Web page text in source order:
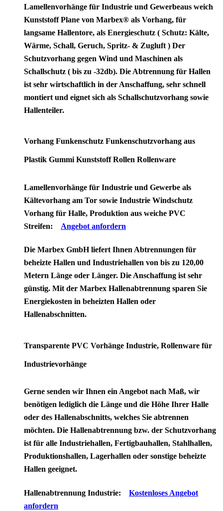
Lamellenvorhänge für Industrie und Gewerbeaus weich
Kunststoff Plane von Marbex® als Vorhang, für
langsame Hallentore, als Energieschutz ( Schutz: Kälte,
Wärme, Schall, Geruch, Spritz- & Zugluft ) Der
Schutzvorhang gegen Wind und Maschinen als
Schallschutz ( bis zu -32db). Die Abtrennung für Hallen
ist sehr wirtschaftlich in der Anschaffung, sehr schnell
montiert und eignet sich als Schallschutzvorhang sowie
Hallenteiler.
Vorhang Funkenschutz Funkenschutzvorhang aus
Plastik Gummi Kunststoff Rollen Rollenware
Lamellenvorhänge für Industrie und Gewerbe als
Kältevorhang am Tor sowie Industrie Windschutz
Vorhang für Halle, Produktion aus weiche PVC
Streifen:
Angebot anfordern
Die Marbex GmbH liefert Ihnen Abtrennungen für
beheizte Hallen und Industriehallen von bis zu 120,00
Metern Länge oder Länger. Die Anschaffung ist sehr
günstig. Mit der Marbex Hallenabtrennung sparen Sie
Energiekosten in beheizten Hallen oder
Hallenabschnitten.
Transparente PVC Vorhänge Industrie, Rollenware für
Industrievorhänge
Gerne senden wir Ihnen ein Angebot nach Maß, wir
benötigen lediglich die Länge und die Höhe Ihrer Halle
oder des Hallenabschnitts, welches Sie abtrennen
möchten. Die Hallenabtrennung bzw. der Schutzvorhang
ist für alle Industriehallen, Fertigbauhallen, Stahlhallen,
Produktionshallen, Lagerhallen oder sonstige beheizte
Hallen geeignet.
Hallenabtrennung Industrie:
Kostenloses Angebot
anfordern